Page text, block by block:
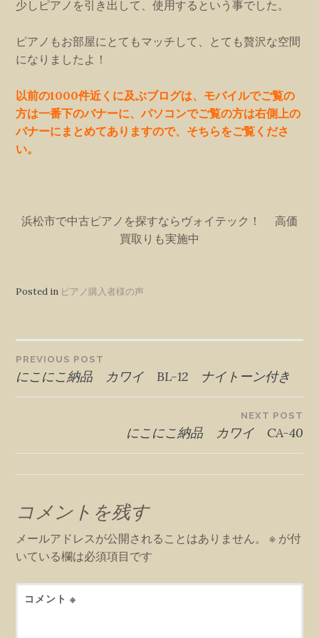
少しピアノを引き出して、使用するという事でした。
ピアノもお部屋にとてもマッチして、とても贅沢な空間
になりましたよ！
以前の1000件近くに及ぶブログは、モバイルでご覧の
方は一番下のバナーに、パソコンでご覧の方は右側上の
バナーにまとめてありますので、そちらをご覧くださ
い。
浜松市で中古ピアノを探すならヴォイテック！ 高価
買取りも実施中
Posted in ピアノ購入者様の声
投
稿
ー
シ
ョ
PREVIOUS POST
にこにこ納品 カワイ BL-12 ナイトーン付き
NEXT POST
にこにこ納品 カワイ CA-40
コメントを残す
メールアドレスが公開されることはありません。 ※ が付
いている欄は必須項目です
コメント ※